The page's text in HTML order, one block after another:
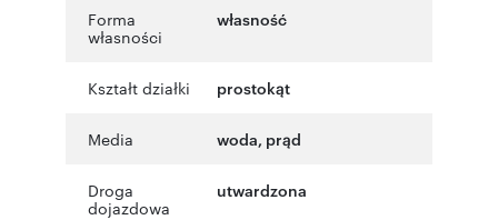
Forma
własności
własność
Kształt działki prostokąt
Media woda, prąd
Droga
dojazdowa
utwardzona